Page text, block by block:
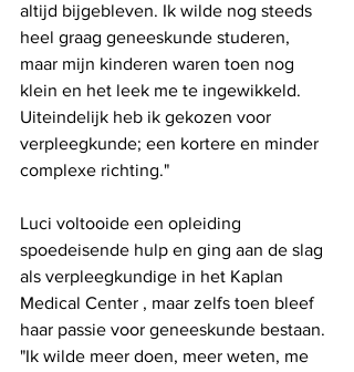
altijd bijgebleven. Ik wilde nog steeds
heel graag geneeskunde studeren,
maar mijn kinderen waren toen nog
klein en het leek me te ingewikkeld.
Uiteindelijk heb ik gekozen voor
verpleegkunde; een kortere en minder
complexe richting."
Luci voltooide een opleiding
spoedeisende hulp en ging aan de slag
als verpleegkundige in het Kaplan
Medical Center , maar zelfs toen bleef
haar passie voor geneeskunde bestaan.
"Ik wilde meer doen, meer weten, me